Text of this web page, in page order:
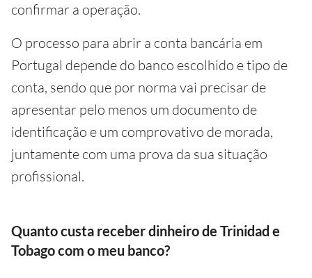
confirmar a operação.
O processo para abrir a conta bancária em
Portugal depende do banco escolhido e tipo de
conta, sendo que por norma vai precisar de
apresentar pelo menos um documento de
identificação e um comprovativo de morada,
juntamente com uma prova da sua situação
profissional.
Quanto custa receber dinheiro de Trinidad e
Tobago com o meu banco?